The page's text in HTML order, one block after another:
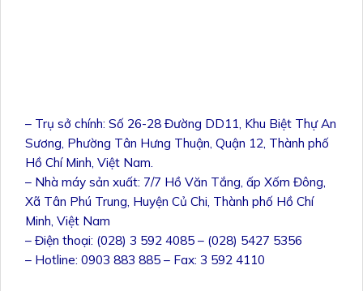
– Trụ sở chính: Số 26-28 Đường DD11, Khu Biệt Thự An
Sương, Phường Tân Hưng Thuận, Quận 12, Thành phố
Hồ Chí Minh, Việt Nam.
– Nhà máy sản xuất: 7/7 Hồ Văn Tắng, ấp Xốm Đông,
Xã Tân Phú Trung, Huyện Củ Chi, Thành phố Hồ Chí
Minh, Việt Nam
– Điện thoại: (028) 3 592 4085 – (028) 5427 5356
– Hotline: 0903 883 885 – Fax: 3 592 4110